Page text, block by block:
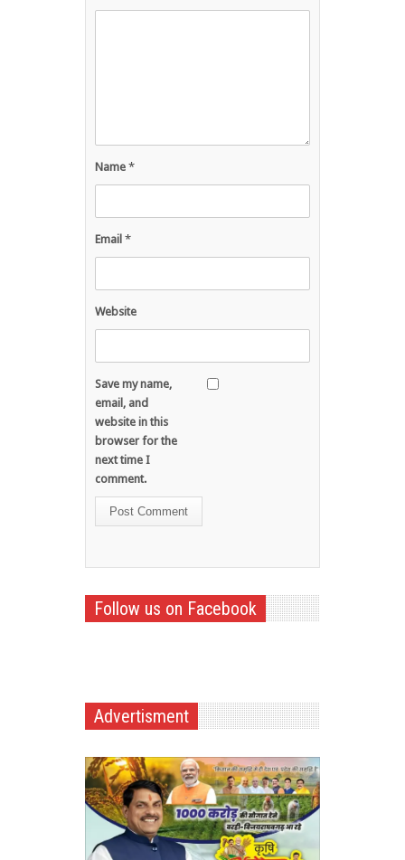
Name *
Email *
Website
Save my name,
email, and
website in this
browser for the
next time I
comment.
Follow us on Facebook
Advertisment